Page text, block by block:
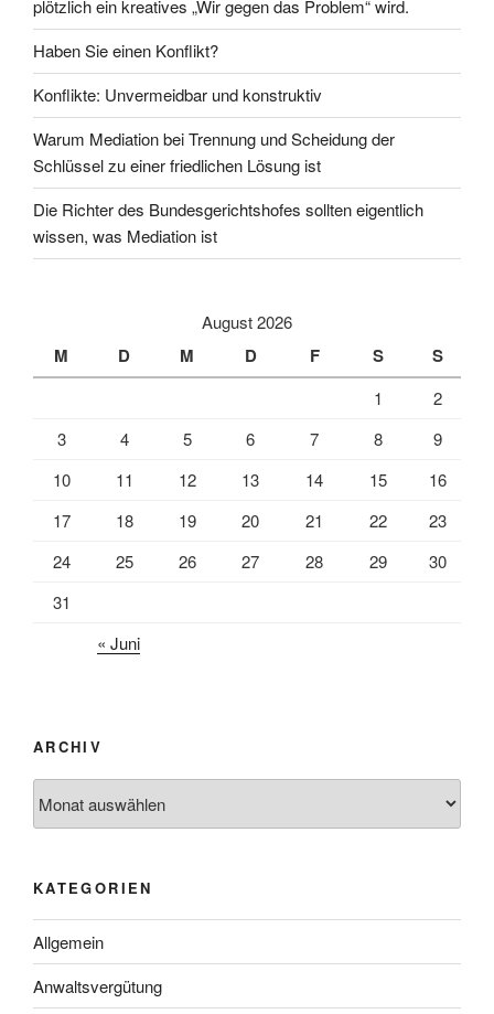
plötzlich ein kreatives „Wir gegen das Problem“ wird.
Haben Sie einen Konflikt?
Konflikte: Unvermeidbar und konstruktiv
Warum Mediation bei Trennung und Scheidung der
Schlüssel zu einer friedlichen Lösung ist
Die Richter des Bundesgerichtshofes sollten eigentlich
wissen, was Mediation ist
August 2026
M D M D F S S
1
2
3
4 5 6 7 8
9
10
11 12 13 14 15
16
17
18 19 20 21 22
23
24
25 26 27 28 29
30
31
« Juni
ARCHIV
KATEGORIEN
Allgemein
Anwaltsvergütung